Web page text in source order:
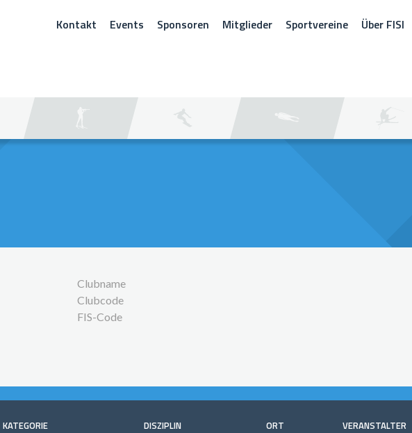
Kontakt Events Sponsoren Mitglieder Sportvereine Über FISI
Clubname
Clubcode
FIS-Code
KATEGORIE DISZIPLIN ORT VERANSTALTER